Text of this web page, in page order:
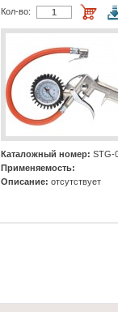
Кол-во:
Каталожный номер: STG-
Применяемость:
Описание: отсутствует